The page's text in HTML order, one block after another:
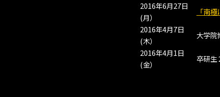
2016年6月27日
(月）
「南
2016年4月7日
(木）
大学院
2016年4月1日
(金）
卒研生